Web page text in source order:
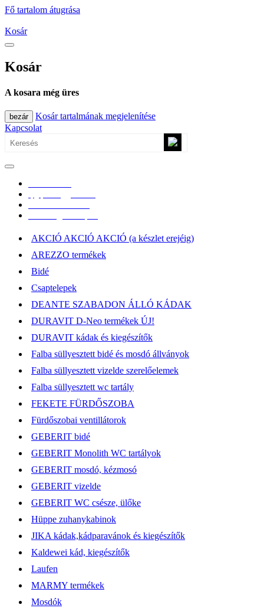
Fő tartalom átugrása
Kosár
Kosár
A kosara még üres
bezár
Kosár tartalmának megjelenítése
Kapcsolat
AKCIÓ AKCIÓ AKCIÓ (a készlet erejéig)
AREZZO termékek
Bidé
Csaptelepek
DEANTE SZABADON ÁLLÓ KÁDAK
DURAVIT D-Neo termékek ÚJ!
DURAVIT kádak és kiegészítők
Falba süllyesztett bidé és mosdó állványok
Falba süllyesztett vizelde szerelőelemek
Falba süllyesztett wc tartály
FEKETE FÜRDŐSZOBA
Fürdőszobai ventillátorok
GEBERIT bidé
GEBERIT Monolith WC tartályok
GEBERIT mosdó, kézmosó
GEBERIT vizelde
GEBERIT WC csésze, ülőke
Hüppe zuhanykabinok
JIKA kádak,kádparavánok és kiegészítők
Kaldewei kád, kiegészítők
Laufen
MARMY termékek
Mosdók